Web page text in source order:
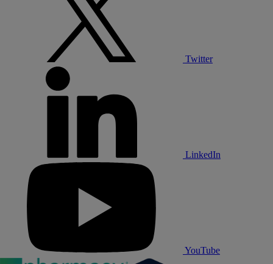
Twitter
LinkedIn
YouTube